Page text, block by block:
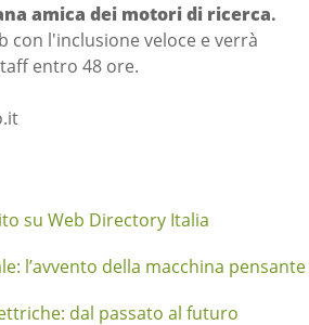
amica dei motori di ricerca.
con l'inclusione veloce e verrà
entro 48 ore.
su Web Directory Italia
l’avvento della macchina pensante
dal passato al futuro